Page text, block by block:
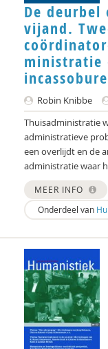
Gert Biesta
Laurine Blonk
Karianne den
Theo van den
Antoinette
Marij
Gustaaf Bos
Noortje Bot
Bram van
Jules Brabers
Jan Bransen
De deurbel
vijand.
ministratie
Robin Knibbe
Thuisadministratie
administratieve
een overlijdt en de
administratie waar
MEER INFO
Onderdeel van